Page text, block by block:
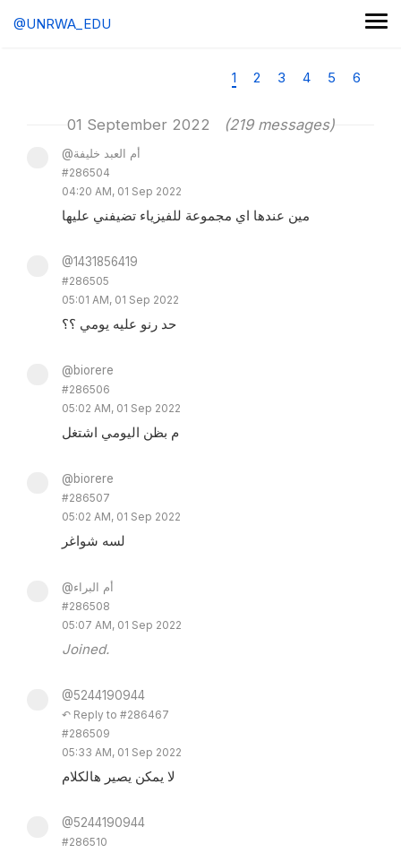
@UNRWA_EDU
1 2 3 4 5 6
01 September 2022 (219 messages)
@أم العبد خليفة
#286504
04:20 AM, 01 Sep 2022
مين عندها اي مجموعة للفيزياء تضيفني عليها
@1431856419
#286505
05:01 AM, 01 Sep 2022
حد رنو عليه يومي ؟؟
@biorere
#286506
05:02 AM, 01 Sep 2022
م بظن اليومي اشتغل
@biorere
#286507
05:02 AM, 01 Sep 2022
لسه شواغر
@أم البراء
#286508
05:07 AM, 01 Sep 2022
Joined.
@5244190944
↶ Reply to #286467
#286509
05:33 AM, 01 Sep 2022
لا يمكن يصير هالكلام
@5244190944
#286510